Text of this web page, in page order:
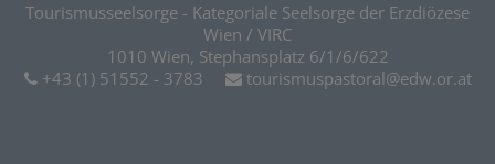
Tourismusseelsorge - Kategoriale Seelsorge der Erzdiözese
Wien / VIRC
1010 Wien, Stephansplatz 6/1/6/622
+43 (1) 51552 - 3783
tourismuspastoral@edw.or.at